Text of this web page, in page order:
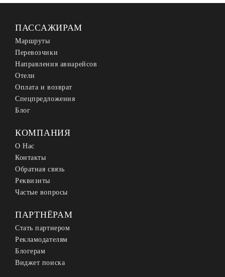
ПАССАЖИРАМ
Маршруты
Перевозчики
Направления авиарейсов
Отели
Оплата и возврат
Спецпредложения
Блог
КОМПАНИЯ
О Нас
Контакты
Обратная связь
Реквизиты
Частые вопросы
ПАРТНЁРАМ
Стать партнером
Рекламодателям
Блогерам
Виджет поиска